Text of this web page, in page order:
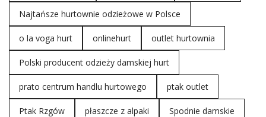
Najtańsze hurtownie odzieżowe w Polsce
o la voga hurt onlinehurt outlet hurtownia
Polski producent odzieży damskiej hurt
prato centrum handlu hurtowego ptak outlet
Ptak Rzgów płaszcze z alpaki Spodnie damskie